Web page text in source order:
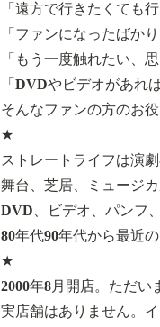
「遠方で行きたくても
「ファンになったばか
「もう一度触れたい、
「DVDやビデオがあれ
そんなファンの方のお
★
ストレートライフは演
舞台、芝居、ミュージ
DVD、ビデオ、パンフ
80年代90年代から最近
★
2000年8月開店。ただい
実店舗はありません。